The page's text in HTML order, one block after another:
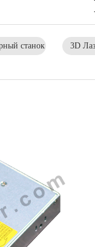
станок
резки
3D